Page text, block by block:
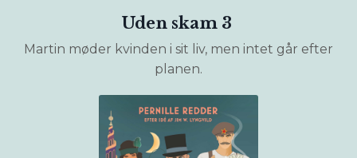
Uden skam 3
Martin møder kvinden i sit liv, men intet går efter
planen.